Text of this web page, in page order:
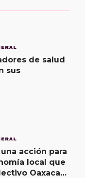
de salud
sus
acción para
local que
Oaxaca